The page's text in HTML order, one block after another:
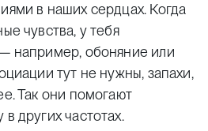
в наших сердцах. Когда
чувства, у тебя
например, обоняние или
тут не нужны, запахи,
Так они помогают
других частотах.